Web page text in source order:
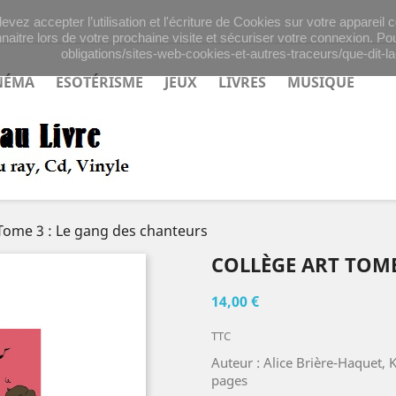
accepter l’utilisation et l'écriture de Cookies sur votre
lors de votre prochaine visite et sécuriser votre connexion.
obligations/sites-web-cookies-et-autres-traceurs/que-dit-
ESOTÉRISME JEUX LIVRES MUSIQUE
3 : Le gang des chanteurs
COLLÈGE ART
14,00 €
TTC
Auteur : Alice Brière-Haquet,
pages